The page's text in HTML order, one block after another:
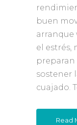
buen
arranque
el estrés,
preparan
sostener
cuajado.
Read